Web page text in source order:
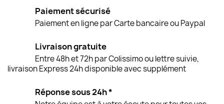
Paiement sécurisé
Paiement en ligne par Carte bancaire ou Paypal
Livraison gratuite
Entre 48h et 72h par Colissimo ou lettre suivie,
livraison Express 24h disponible avec supplément
Réponse sous 24h *